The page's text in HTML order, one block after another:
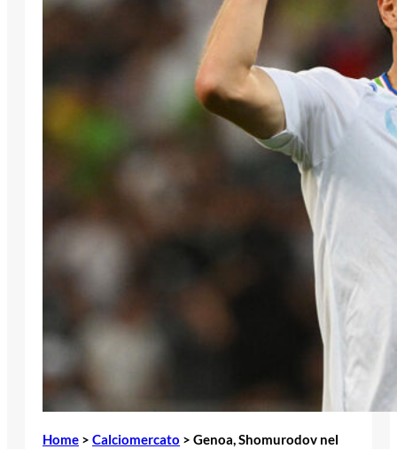
Home > Calciomercato > Genoa, Shomurodov nel